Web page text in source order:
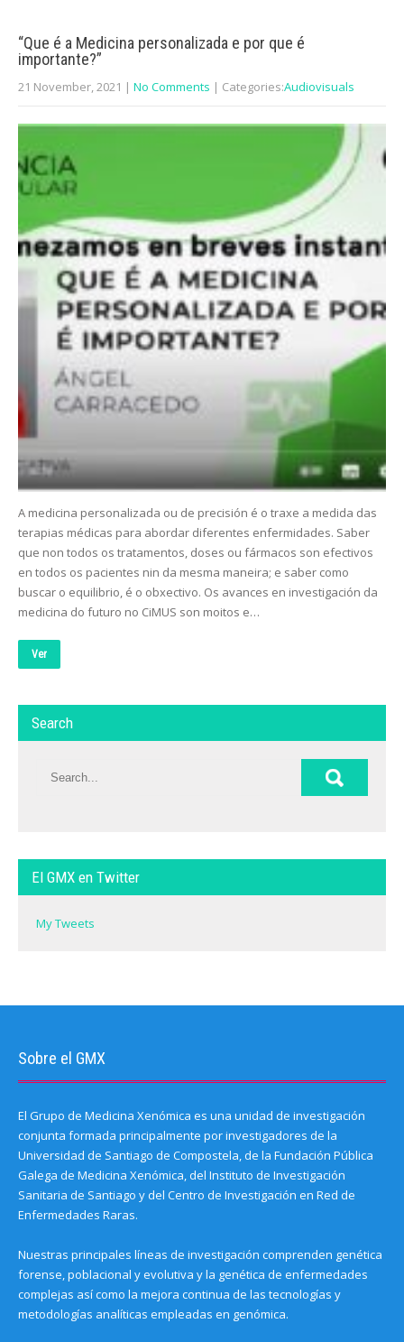
“Que é a Medicina personalizada e por que é
importante?”
21 November, 2021 | No Comments | Categories:Audiovisuals
A medicina personalizada ou de precisión é o traxe a medida das
terapias médicas para abordar diferentes enfermidades. Saber
que non todos os tratamentos, doses ou fármacos son efectivos
en todos os pacientes nin da mesma maneira; e saber como
buscar o equilibrio, é o obxectivo. Os avances en investigación da
medicina do futuro no CiMUS son moitos e…
Ver
Search
El GMX en Twitter
My Tweets
Sobre el GMX
El Grupo de Medicina Xenómica es una unidad de investigación
conjunta formada principalmente por investigadores de la
Universidad de Santiago de Compostela, de la Fundación Pública
Galega de Medicina Xenómica, del Instituto de Investigación
Sanitaria de Santiago y del Centro de Investigación en Red de
Enfermedades Raras.
Nuestras principales líneas de investigación comprenden genética
forense, poblacional y evolutiva y la genética de enfermedades
complejas así como la mejora continua de las tecnologías y
metodologías analíticas empleadas en genómica.